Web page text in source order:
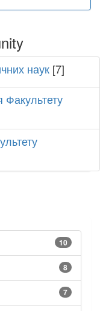
наук [7]
Факультету
10
8
7